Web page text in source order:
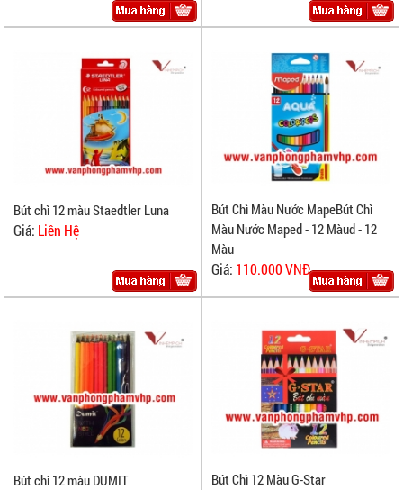
Bút chì 12 màu Staedtler Luna
Giá: Liên Hệ
Bút Chì Màu Nước MapeBút Chì
Màu Nước Maped - 12 Màud - 12
Màu
Giá: 110.000 VNĐ
Bút chì 12 màu DUMIT Bút Chì 12 Màu G-Star